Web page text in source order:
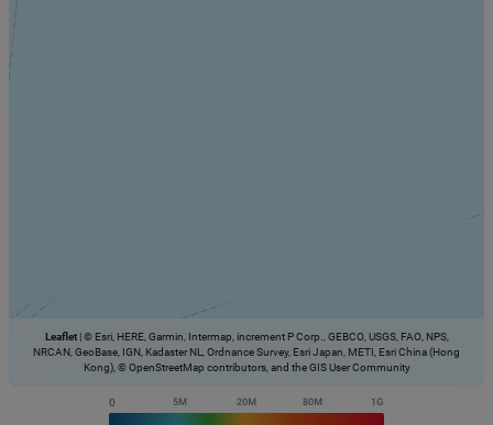
Leaflet © Esri, HERE, Garmin, Intermap, increment P Corp., GEBCO, USGS, FAO, NPS,
NRCAN, GeoBase, IGN, Kadaster NL, Ordnance Survey, Esri Japan, METI, Esri China (Hong
Kong), © OpenStreetMap contributors, and the GIS User Community